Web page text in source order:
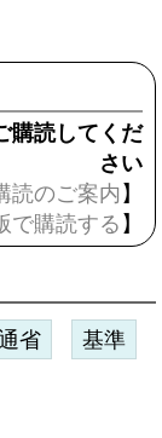
購読してくだ
さい
読のご案内 】
で購読する 】
省 基準